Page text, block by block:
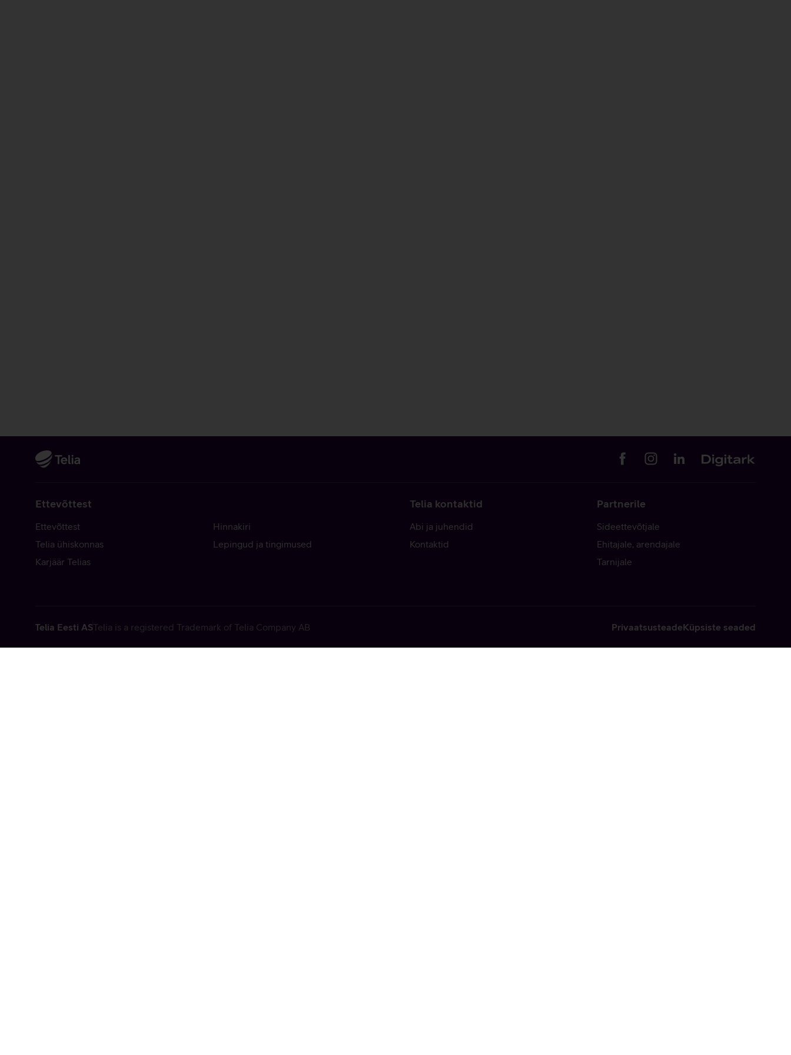
Ettevõttest
Ettevõttest
Telia ühiskonnas
Karjäär Telias
Hinnakiri
Lepingud ja tingimused
Telia kontaktid
Abi ja juhendid
Kontaktid
Partnerile
Sideettevõtjale
Ehitajale, arendajale
Tarnijale
Telia Eesti ASTelia is a registered Trademark of Telia Company AB PrivaatsusteadeKüpsiste seaded